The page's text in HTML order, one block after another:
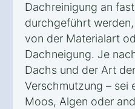
Dachreinigung an
durchgeführt
von der Materialart
Dachneigung. Je
Dachs und der Art der
Verschmutzung – sei
Moos, Algen oder